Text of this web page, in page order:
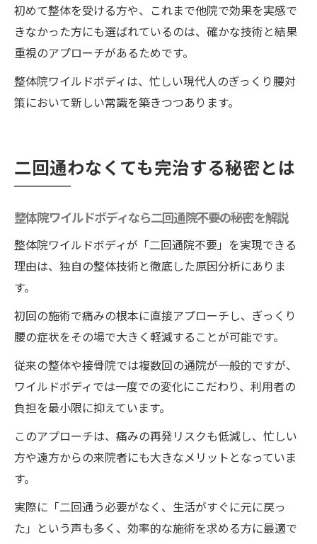
初めて整体を受ける方や、これまで他院で効果を実感で
きなかった方にも選ばれているのは、確かな技術と結果
重視のアプローチがあるためです。
整体院ワイルドボディは、忙しい現代人のぎっくり腰対
策において新しい常識を築きつつあります。
二回通わなくても完治する秘密とは
整体院ワイルドボディなら二回通院不要の秘密を解説
整体院ワイルドボディが「二回通院不要」を実現できる
理由は、独自の整体技術と徹底した原因分析にありま
す。
初回の施術で痛みの根本に直接アプローチし、ぎっくり
腰の症状をその場で大きく軽減することが可能です。
従来の整体や接骨院では複数回の通院が一般的ですが、
ワイルドボディでは一度での変化にこだわり、利用者の
負担を最小限に抑えています。
このアプローチは、痛みの再発リスクも低減し、忙しい
方や遠方からの来院者にも大きなメリットとなっていま
す。
実際に「二回通う必要がなく、生活がすぐに元に戻っ
た」という声も多く、効率的な施術を求める方に最適で